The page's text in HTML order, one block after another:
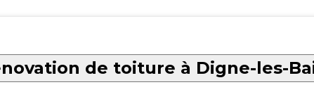
de toiture à Digne-les-